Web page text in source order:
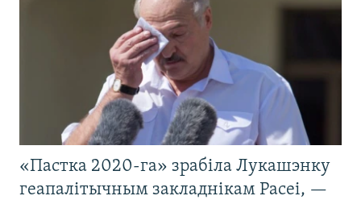
«Пастка 2020-га» зрабіла Лукашэнку
геапалітычным закладнікам Расеі, —